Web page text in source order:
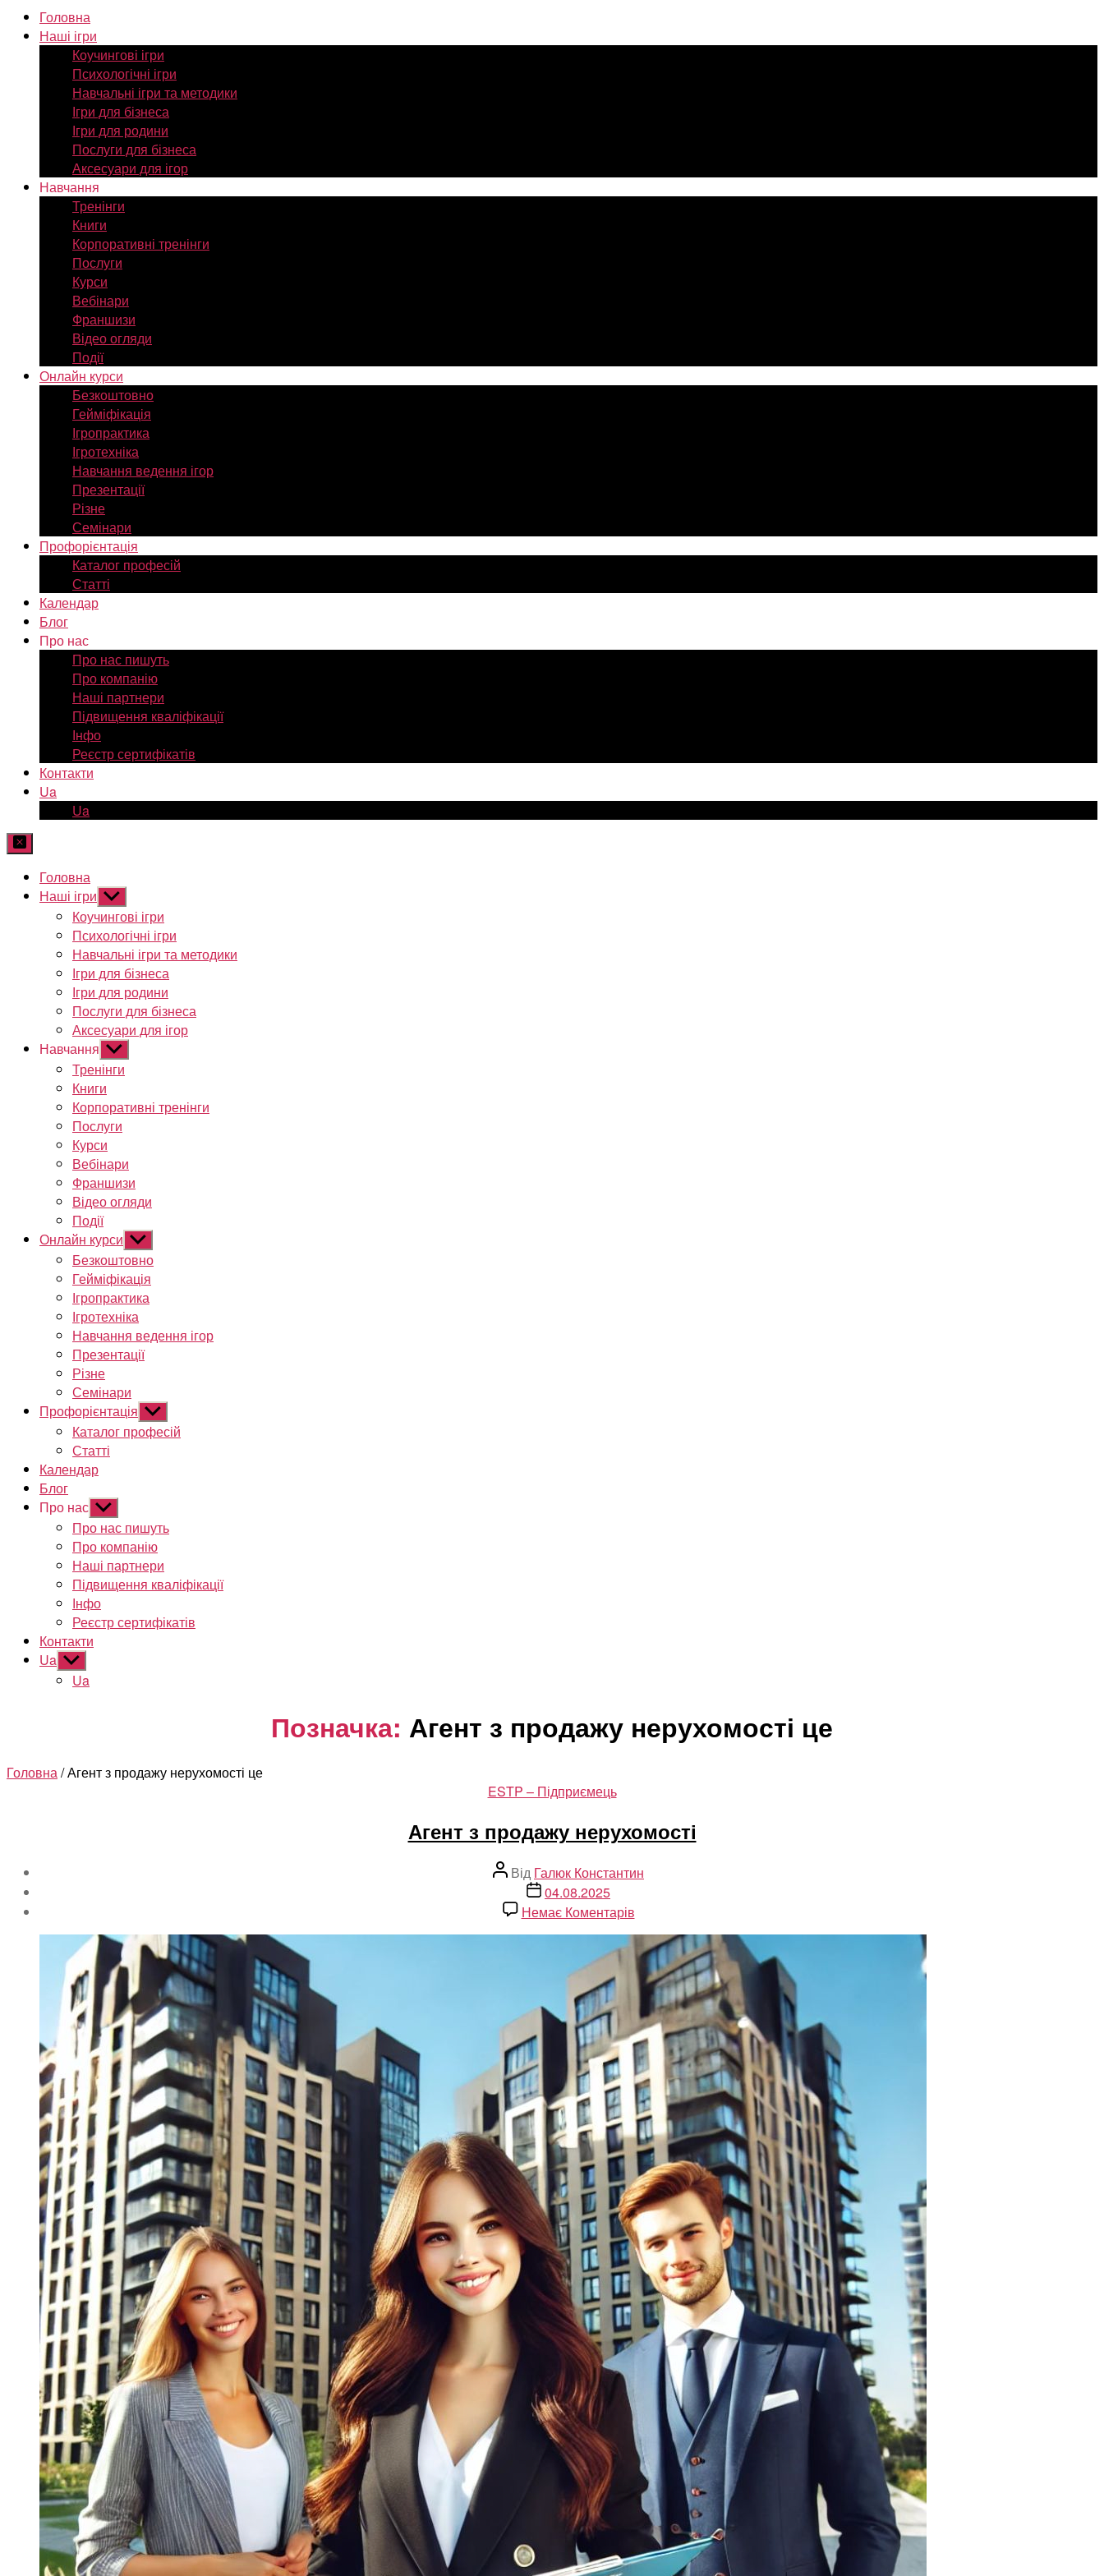
Головна
Наші ігри
Коучингові ігри
Психологічні ігри
Навчальні ігри та методики
Ігри для бізнеса
Ігри для родини
Послуги для бізнеса
Аксесуари для ігор
Навчання
Тренінги
Книги
Корпоративні тренінги
Послуги
Курси
Вебінари
Франшизи
Відео огляди
Події
Онлайн курси
Безкоштовно
Гейміфікація
Ігропрактика
Ігротехніка
Навчання ведення ігор
Презентації
Різне
Семінари
Профорієнтація
Каталог професій
Статті
Календар
Блог
Про нас
Про нас пишуть
Про компанію
Наші партнери
Підвищення кваліфікації
Інфо
Реєстр сертифікатів
Контакти
Ua
Ua
Головна
Наші ігри Показати
підменю
Коучингові ігри
Психологічні ігри
Навчальні ігри та методики
Ігри для бізнеса
Ігри для родини
Послуги для бізнеса
Аксесуари для ігор
Навчання Показати
підменю
Тренінги
Книги
Корпоративні тренінги
Послуги
Курси
Вебінари
Франшизи
Відео огляди
Події
Онлайн курси Показати
підменю
Безкоштовно
Гейміфікація
Ігропрактика
Ігротехніка
Навчання ведення ігор
Презентації
Різне
Семінари
Профорієнтація Показати
підменю
Каталог професій
Статті
Календар
Блог
Про нас Показати
підменю
Про нас пишуть
Про компанію
Наші партнери
Підвищення кваліфікації
Інфо
Реєстр сертифікатів
Контакти
Ua Показати
підменю
Ua
Позначка: Агент з продажу нерухомості це
Головна/ Агент з продажу нерухомості це
Категорії
ESTP – Підприємець
Агент з продажу нерухомості
Автор
запису
Від Галюк Константин
Дата
запису
04.08.2025
Немає Коментарівдо
продажу
нерухомості